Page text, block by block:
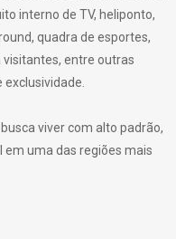
interno de TV, heliponto,
quadra de esportes,
entre outras
viver com alto padrão,
uma das regiões mais